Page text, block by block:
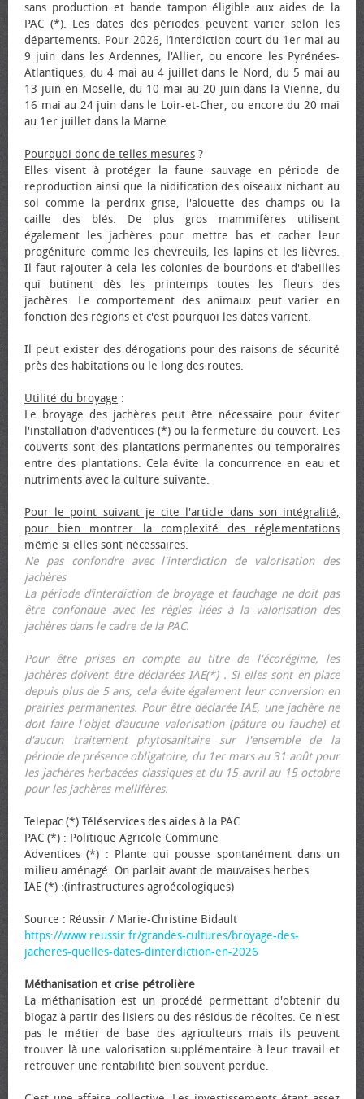
sans production et bande tampon éligible aux aides de la
PAC (*). Les dates des périodes peuvent varier selon les
départements. Pour 2026, l’interdiction court du 1er mai au
9 juin dans les Ardennes, l'Allier, ou encore les Pyrénées-
Atlantiques, du 4 mai au 4 juillet dans le Nord, du 5 mai au
13 juin en Moselle, du 10 mai au 20 juin dans la Vienne, du
16 mai au 24 juin dans le Loir-et-Cher, ou encore du 20 mai
au 1er juillet dans la Marne.
Pourquoi donc de telles mesures ?
Elles visent à protéger la faune sauvage en période de
reproduction ainsi que la nidification des oiseaux nichant au
sol comme la perdrix grise, l'alouette des champs ou la
caille des blés. De plus gros mammifères utilisent
également les jachères pour mettre bas et cacher leur
progéniture comme les chevreuils, les lapins et les lièvres.
Il faut rajouter à cela les colonies de bourdons et d'abeilles
qui butinent dès les printemps toutes les fleurs des
jachères. Le comportement des animaux peut varier en
fonction des régions et c'est pourquoi les dates varient.
Il peut exister des dérogations pour des raisons de sécurité
près des habitations ou le long des routes.
Utilité du broyage :
Le broyage des jachères peut être nécessaire pour éviter
l'installation d'adventices (*) ou la fermeture du couvert. Les
couverts sont des plantations permanentes ou temporaires
entre des plantations. Cela évite la concurrence en eau et
nutriments avec la culture suivante.
Pour le point suivant je cite l'article dans son intégralité,
pour bien montrer la complexité des réglementations
même si elles sont nécessaires.
Ne pas confondre avec l'interdiction de valorisation des
jachères
La période d’interdiction de broyage et fauchage ne doit pas
être confondue avec les règles liées à la valorisation des
jachères dans le cadre de la PAC.
Pour être prises en compte au titre de l'écorégime, les
jachères doivent être déclarées IAE(*) . Si elles sont en place
depuis plus de 5 ans, cela évite également leur conversion en
prairies permanentes. Pour être déclarée IAE, une jachère ne
doit faire l'objet d’aucune valorisation (pâture ou fauche) et
d'aucun traitement phytosanitaire sur l'ensemble de la
période de présence obligatoire, du 1er mars au 31 août pour
les jachères herbacées classiques et du 15 avril au 15 octobre
pour les jachères mellifères.
Telepac (*) Téléservices des aides à la PAC
PAC (*) : Politique Agricole Commune
Adventices (*) : Plante qui pousse spontanément dans un
milieu aménagé. On parlait avant de mauvaises herbes.
IAE (*) :(infrastructures agroécologiques)
Source : Réussir / Marie-Christine Bidault
https://www.reussir.fr/grandes-cultures/broyage-des-
jacheres-quelles-dates-dinterdiction-en-2026
Méthanisation et crise pétrolière
La méthanisation est un procédé permettant d'obtenir du
biogaz à partir des lisiers ou des résidus de récoltes. Ce n'est
pas le métier de base des agriculteurs mais ils peuvent
trouver là une valorisation supplémentaire à leur travail et
retrouver une rentabilité bien souvent perdue.